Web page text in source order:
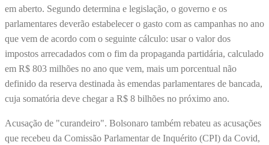
em aberto. Segundo determina e legislação, o governo e os
parlamentares deverão estabelecer o gasto com as campanhas no ano
que vem de acordo com o seguinte cálculo: usar o valor dos
impostos arrecadados com o fim da propaganda partidária, calculado
em R$ 803 milhões no ano que vem, mais um porcentual não
definido da reserva destinada às emendas parlamentares de bancada,
cuja somatória deve chegar a R$ 8 bilhões no próximo ano.
Acusação de "curandeiro". Bolsonaro também rebateu as acusações
que recebeu da Comissão Parlamentar de Inquérito (CPI) da Covid,